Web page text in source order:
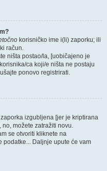
korisničko ime i(li) zaporku; ili
račun.
ništa postao/la, [uobičajeno je
ca koji/e ništa ne postaju
ponovo registrirati.
izgubljena [jer je kriptirana
možete zatražiti novu.
se otvoriti kliknete na
podatke... Daljnje upute će vam